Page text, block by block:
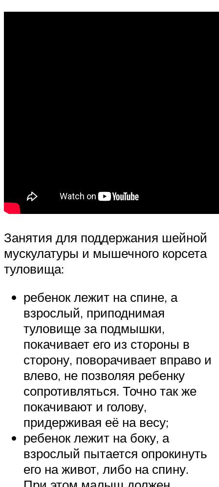
Занятия для поддержания шейной
мускулатуры и мышечного корсета
туловища:
ребенок лежит на спине, а
взрослый, приподнимая
туловище за подмышки,
покачивает его из стороны в
сторону, поворачивает вправо и
влево, не позволяя ребенку
сопротивляться. Точно так же
покачивают и голову,
придерживая её на весу;
ребенок лежит на боку, а
взрослый пытается опрокинуть
его на живот, либо на спину.